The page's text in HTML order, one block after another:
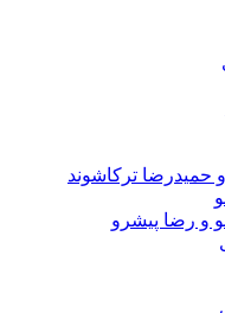
ترکاشوند